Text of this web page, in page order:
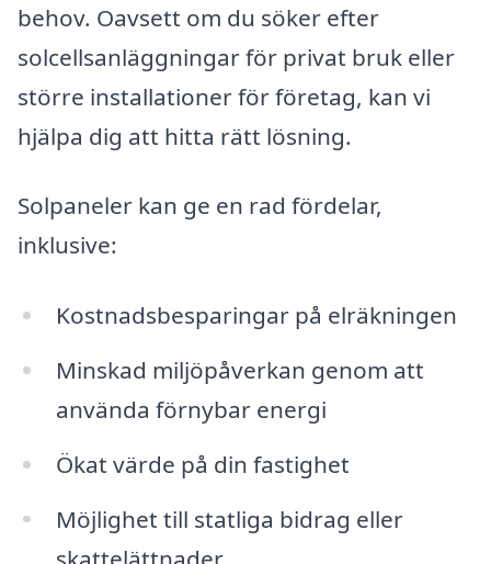
behov. Oavsett om du söker efter
solcellsanläggningar för privat bruk eller
större installationer för företag, kan vi
hjälpa dig att hitta rätt lösning.
Solpaneler kan ge en rad fördelar,
inklusive:
Kostnadsbesparingar på elräkningen
Minskad miljöpåverkan genom att
använda förnybar energi
Ökat värde på din fastighet
Möjlighet till statliga bidrag eller